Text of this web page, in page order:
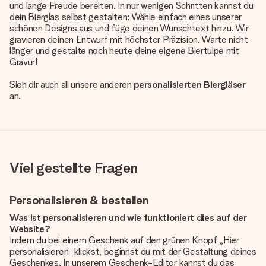
und lange Freude bereiten. In nur wenigen Schritten kannst du
dein Bierglas selbst gestalten: Wähle einfach eines unserer
schönen Designs aus und füge deinen Wunschtext hinzu. Wir
gravieren deinen Entwurf mit höchster Präzision. Warte nicht
länger und gestalte noch heute deine eigene Biertulpe mit
Gravur!
Sieh dir auch all unsere anderen personalisierten Biergläser
an.
Viel gestellte Fragen
Personalisieren & bestellen
Was ist personalisieren und wie funktioniert dies auf der
Website?
Indem du bei einem Geschenk auf den grünen Knopf „Hier
personalisieren“ klickst, beginnst du mit der Gestaltung deines
Geschenkes. In unserem Geschenk-Editor kannst du das